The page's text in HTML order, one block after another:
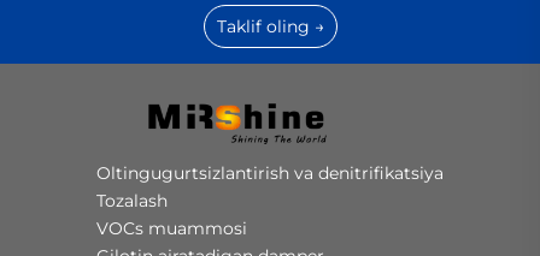
Taklif oling →
Oltingugurtsizlantirish va denitrifikatsiya
Tozalash
VOCs muammosi